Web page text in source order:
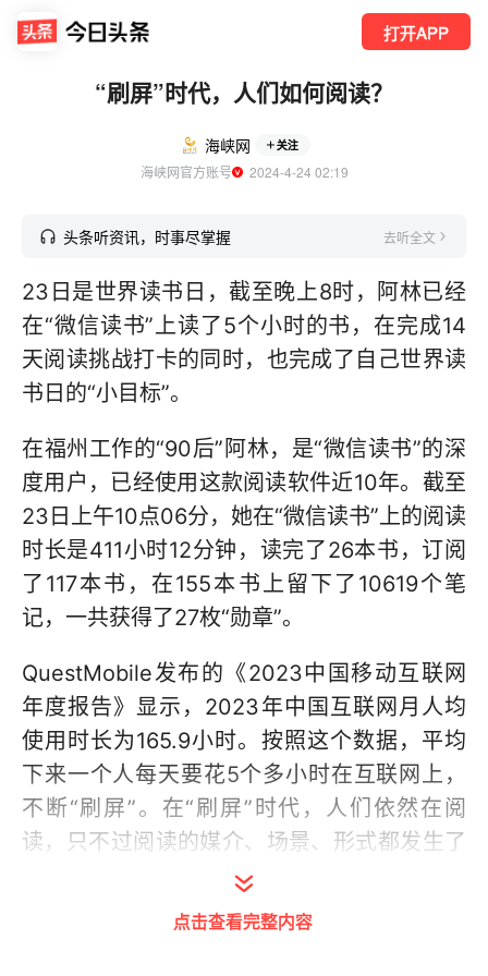
打开APP
“刷屏”时代，人们如何阅读？
海峡网 关注
海峡网官方账号
  2024-4-24 02:19
头条听资讯，时事尽掌握 去听全文
23日是世界读书日，截至晚上8时，阿林已经
在“微信读书”上读了5个小时的书，在完成14
天阅读挑战打卡的同时，也完成了自己世界读
书日的“小目标”。
在福州工作的“90后”阿林，是“微信读书”的深
度用户，已经使用这款阅读软件近10年。截至
23日上午10点06分，她在“微信读书”上的阅读
时长是411小时12分钟，读完了26本书，订阅
了117本书，在155本书上留下了10619个笔
记，一共获得了27枚“勋章”。
QuestMobile发布的《2023中国移动互联网
年度报告》显示，2023年中国互联网月人均
使用时长为165.9小时。按照这个数据，平均
下来一个人每天要花5个多小时在互联网上，
不断“刷屏”。在“刷屏”时代，人们依然在阅
读，只不过阅读的媒介、场景、形式都发生了
14天阅读挑战，需要阿林连续14天阅读，并读
点击查看完整内容